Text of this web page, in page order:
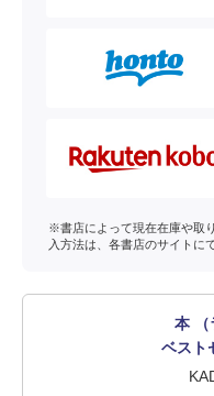
※書店によって現在在庫や取
入方法は、各書店のサイトに
本 （
ベスト